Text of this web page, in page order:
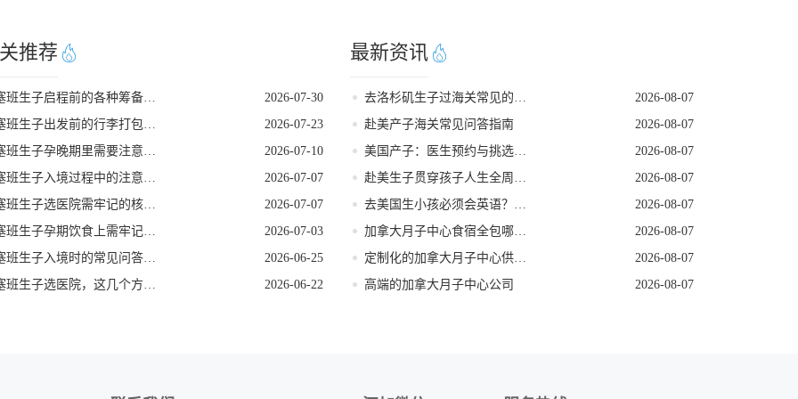
推荐
塞班生子启程前的各种筹备工作
2026-07-30
塞班生子出发前的行李打包攻略
2026-07-23
塞班生子孕晚期里需要注意的事项
2026-07-10
塞班生子入境过程中的注意事项
2026-07-07
塞班生子选医院需牢记的核心要点
2026-07-07
塞班生子孕期饮食上需牢记的要点
2026-07-03
塞班生子入境时的常见问答要点
2026-06-25
塞班生子选医院，这几个方面要重视
2026-06-22
最新资讯
去洛杉矶生子过海关常见的五个遣返原因
2026-08-07
赴美产子海关常见问答指南
2026-08-07
美国产子：医生预约与挑选指南
2026-08-07
赴美生子贯穿孩子人生全周期的身份红利
2026-08-07
去美国生小孩必须会英语？看完这篇就不焦虑了
2026-08-07
加拿大月子中心食宿全包哪家好
2026-08-07
定制化的加拿大月子中心供应商
2026-08-07
高端的加拿大月子中心公司
2026-08-07